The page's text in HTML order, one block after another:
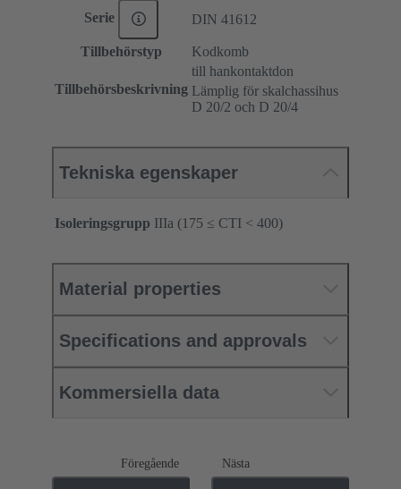
Serie DIN 41612
Tillbehörstyp Kodkomb
Tillbehörsbeskrivning
till hankontaktdon
Lämplig för skalchassihus
D 20/2 och D 20/4
Tekniska egenskaper
Isoleringsgrupp IIIa (175 ≤ CTI < 400)
Material properties
Specifications and approvals
Kommersiella data
Föregående Nästa